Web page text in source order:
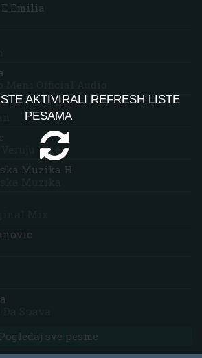
AKTIVIRALI REFRESH LISTE
PESAMA
Emilia
Meni Official Audio
Vise
Muzika H
Muzika
Mix
Spava
Pogledaj sve pesme